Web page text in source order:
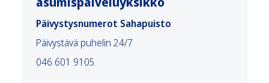
Päivystysnumerot Sahapuisto
Päivystävä puhelin 24/7
046 601 9105